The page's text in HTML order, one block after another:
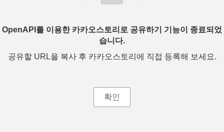
OpenAPI를 이용한 카카오스토리로 공유하기 기능이 종료되었
습니다.
공유할 URL을 복사 후 카카오스토리에 직접 등록해 보세요.
확인